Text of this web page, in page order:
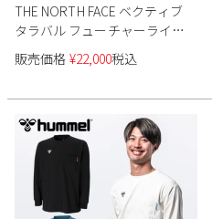
THE NORTH FACE ベクティブ
タラバル フューチャーライト
防水 NF02344 メンズ
販売価格 ¥22,000税込